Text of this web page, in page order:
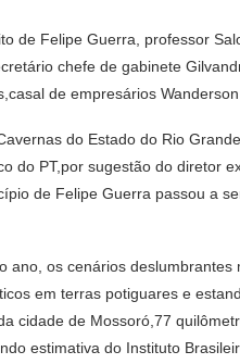
de Felipe Guerra, professor
chefe de gabinete
de empresários
do Estado do Rio
do PT,por sugestão do diretor
de Felipe Guerra passou a
ano, os cenários
em terras potiguares e
cidade de Mossoró,77
estimativa do Instituto